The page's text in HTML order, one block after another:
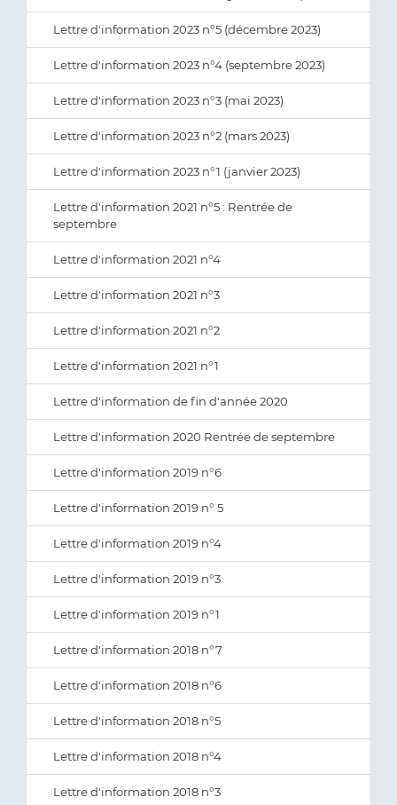
Lettre d'information 2023 n°5 (décembre 2023)
Lettre d'information 2023 n°4 (septembre 2023)
Lettre d'information 2023 n°3 (mai 2023)
Lettre d'information 2023 n°2 (mars 2023)
Lettre d'information 2023 n°1 (janvier 2023)
Lettre d'information 2021 n°5 : Rentrée de
septembre
Lettre d'information 2021 n°4
Lettre d'information 2021 n°3
Lettre d'information 2021 n°2
Lettre d'information 2021 n°1
Lettre d'information de fin d'année 2020
Lettre d'information 2020 Rentrée de septembre
Lettre d'information 2019 n°6
Lettre d'information 2019 n° 5
Lettre d'information 2019 n°4
Lettre d'information 2019 n°3
Lettre d'information 2019 n°1
Lettre d'information 2018 n°7
Lettre d'information 2018 n°6
Lettre d'information 2018 n°5
Lettre d'information 2018 n°4
Lettre d'information 2018 n°3